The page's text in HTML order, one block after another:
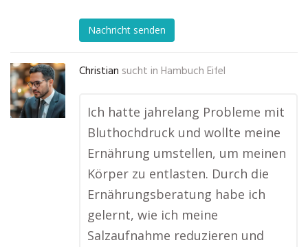
Nachricht senden
Christian sucht in Hambuch Eifel
Ich hatte jahrelang Probleme mit
Bluthochdruck und wollte meine
Ernährung umstellen, um meinen
Körper zu entlasten. Durch die
Ernährungsberatung habe ich
gelernt, wie ich meine
Salzaufnahme reduzieren und